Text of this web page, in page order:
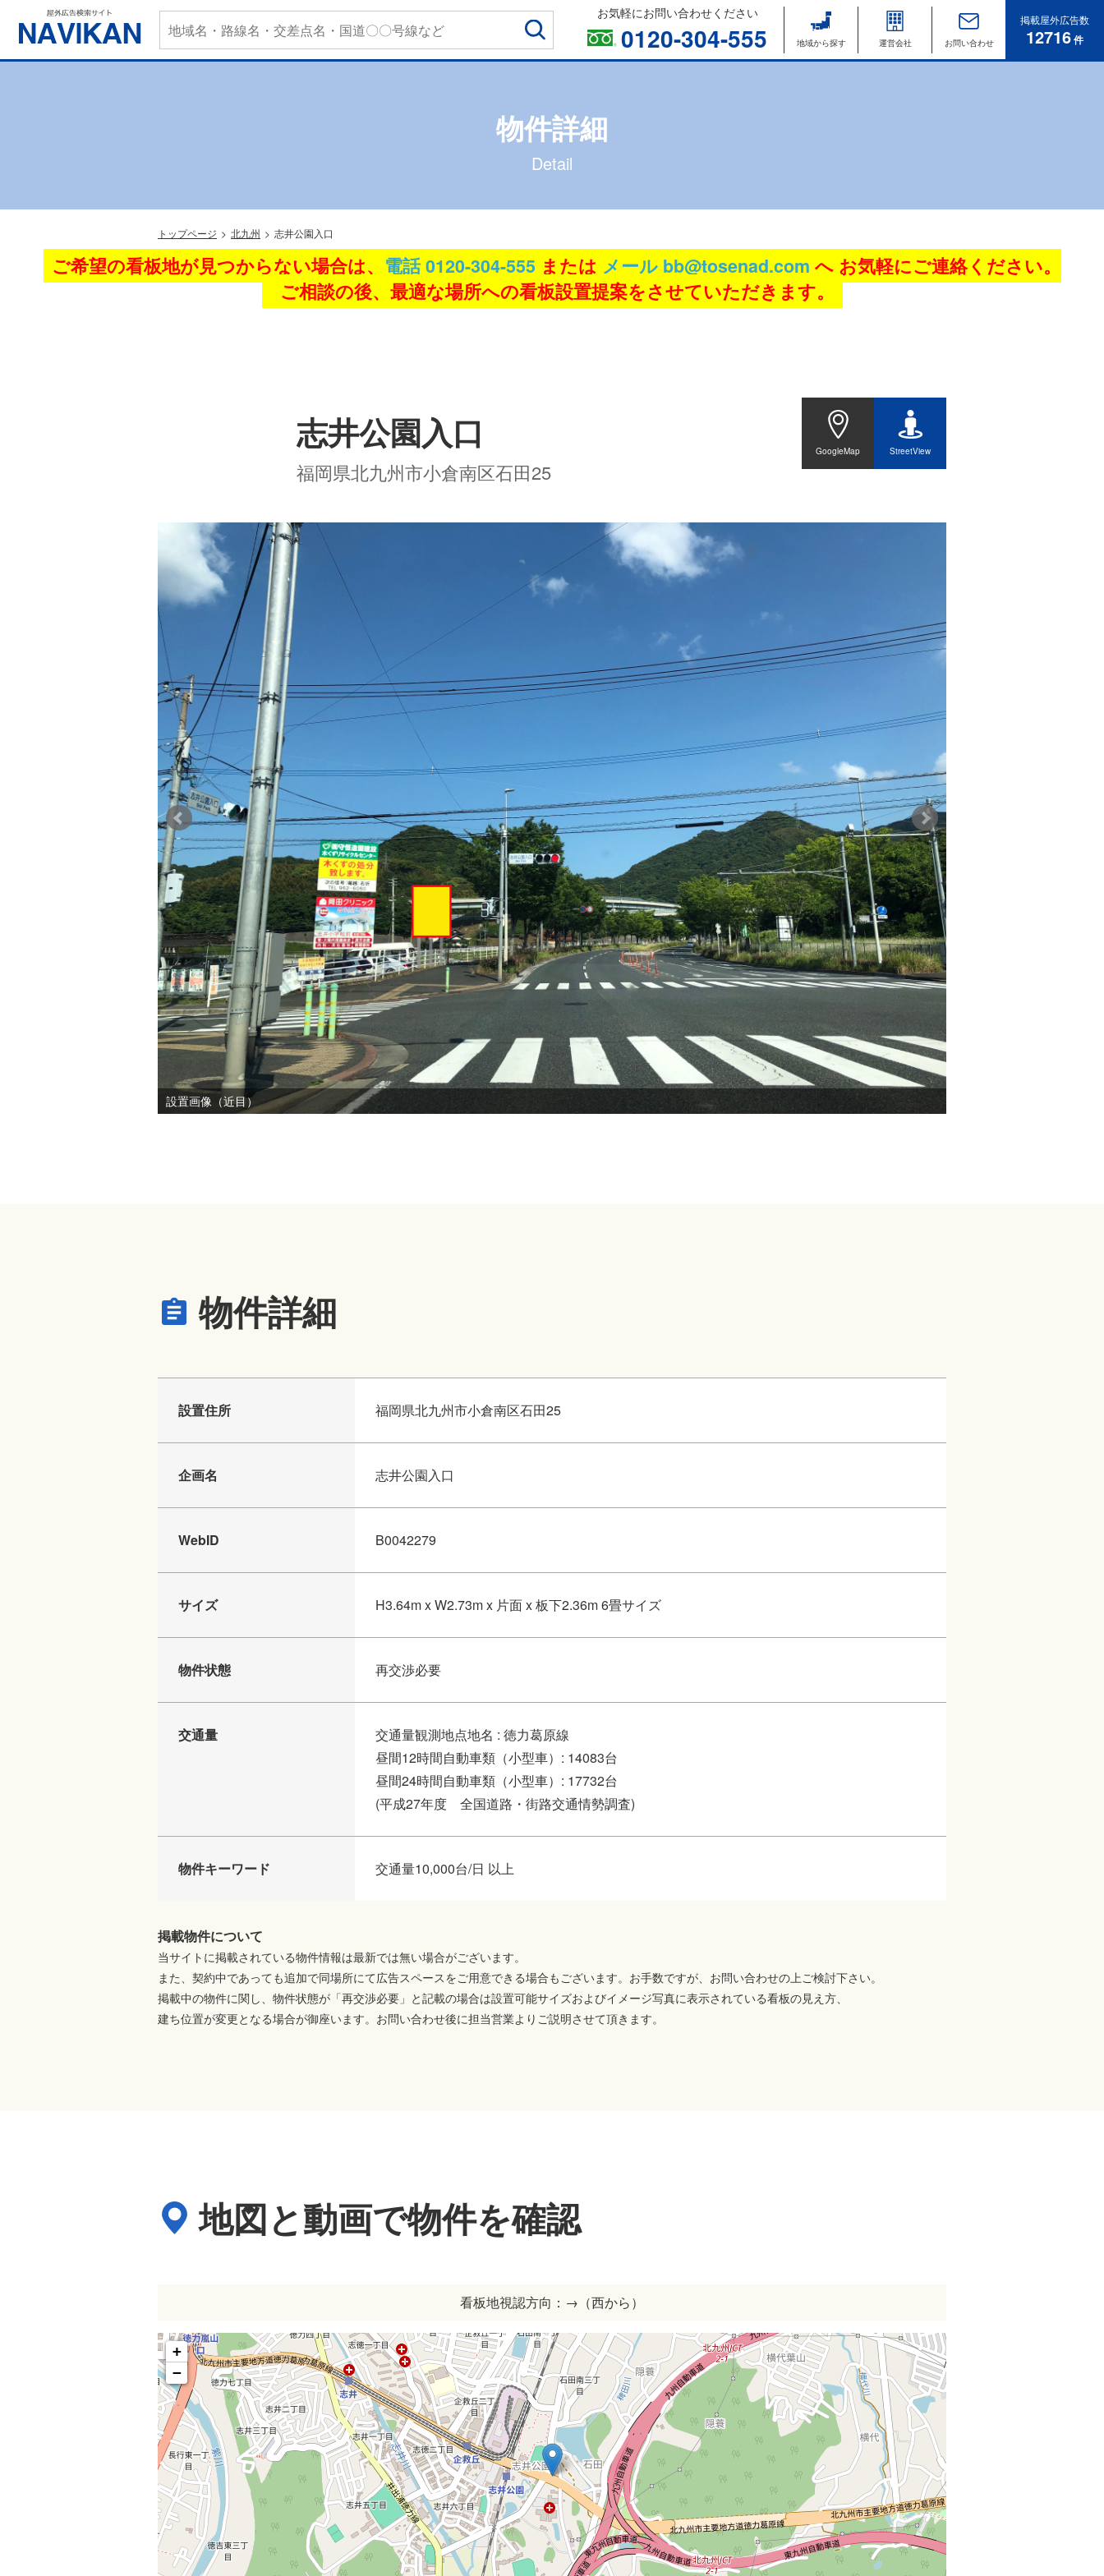
お気軽にお問い合わせください
0120-304-555 地域から探す 運営会社 お問い合わせ
掲載屋外広告数
12716件
物件詳細
Detail
トップページ 北九州 志井公園入口
ご希望の看板地が見つからない場合は、 電話 0120-304-555 または メール bb@tosenad.com へ お気軽にご連絡ください。
ご相談の後、最適な場所への看板設置提案をさせていただきます。
志井公園入口
福岡県北九州市小倉南区石田25
GoogleMap StreetView
設置画像（遠目）
物件詳細
設置住所 福岡県北九州市小倉南区石田25
企画名 志井公園入口
WebID B0042279
サイズ H3.64m x W2.73m x 片面 x 板下2.36m 6畳サイズ
物件状態 再交渉必要
交通量
交通量観測地点地名 : 徳力葛原線
昼間12時間自動車類（小型車）: 14083台
昼間24時間自動車類（小型車）: 17732台
(平成27年度 全国道路・街路交通情勢調査)
物件キーワード 交通量10,000台/日 以上
掲載物件について
当サイトに掲載されている物件情報は最新では無い場合がございます。
また、契約中であっても追加で同場所にて広告スペースをご用意できる場合もございます。お手数ですが、お問い合わせの上ご検討下さい。
掲載中の物件に関し、物件状態が「再交渉必要」と記載の場合は設置可能サイズおよびイメージ写真に表示されている看板の見え方、
建ち位置が変更となる場合が御座います。お問い合わせ後に担当営業よりご説明させて頂きます。
地図と動画で物件を確認
看板地視認方向：→（西から）
+
−